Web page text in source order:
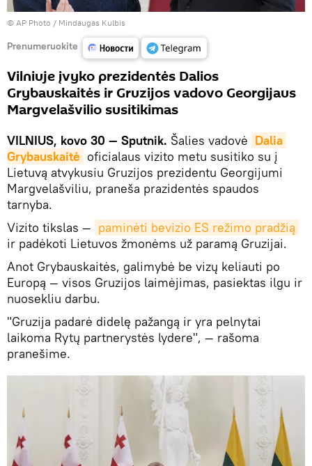
© AP Photo / Mindaugas Kulbis
Prenumeruokite
Vilniuje įvyko prezidentės Dalios
Grybauskaitės ir Gruzijos vadovo Georgijaus
Margvelašvilio susitikimas
VILNIUS, kovo 30 — Sputnik. Šalies vadovė Dalia
Grybauskaitė oficialaus vizito metu susitiko su į
Lietuvą atvykusiu Gruzijos prezidentu Georgijumi
Margvelašviliu, praneša prazidentės spaudos
tarnyba.
Vizito tikslas — paminėti bevizio ES režimo pradžią
ir padėkoti Lietuvos žmonėms už paramą Gruzijai.
Anot Grybauskaitės, galimybė be vizų keliauti po
Europą — visos Gruzijos laimėjimas, pasiektas ilgu ir
nuosekliu darbu.
"Gruzija padarė didelę pažangą ir yra pelnytai
laikoma Rytų partnerystės lydere", — rašoma
pranešime.